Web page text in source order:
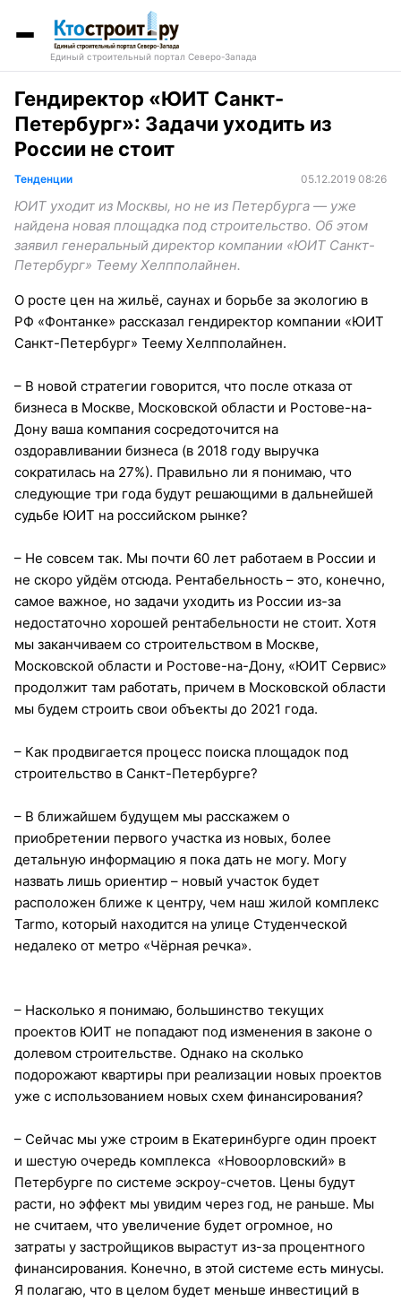
Единый строительный портал Северо-Запада
Гендиректор «ЮИТ Санкт-
Петербург»: Задачи уходить из
России не стоит
Тенденции 05.12.2019 08:26
ЮИТ уходит из Москвы, но не из Петербурга — уже
найдена новая площадка под строительство. Об этом
заявил генеральный директор компании «ЮИТ Санкт-
Петербург» Теему Хелпполайнен.
О росте цен на жильё, саунах и борьбе за экологию в
РФ «Фонтанке» рассказал гендиректор компании «ЮИТ
Санкт-Петербург» Теему Хелпполайнен.
– В новой стратегии говорится, что после отказа от
бизнеса в Москве, Московской области и Ростове-на-
Дону ваша компания сосредоточится на
оздоравливании бизнеса (в 2018 году выручка
сократилась на 27%). Правильно ли я понимаю, что
следующие три года будут решающими в дальнейшей
судьбе ЮИТ на российском рынке?
– Не совсем так. Мы почти 60 лет работаем в России и
не скоро уйдём отсюда. Рентабельность – это, конечно,
самое важное, но задачи уходить из России из-за
недостаточно хорошей рентабельности не стоит. Хотя
мы заканчиваем со строительством в Москве,
Московской области и Ростове-на-Дону, «ЮИТ Сервис»
продолжит там работать, причем в Московской области
мы будем строить свои объекты до 2021 года.
– Как продвигается процесс поиска площадок под
строительство в Санкт-Петербурге?
– В ближайшем будущем мы расскажем о
приобретении первого участка из новых, более
детальную информацию я пока дать не могу. Могу
назвать лишь ориентир – новый участок будет
расположен ближе к центру, чем наш жилой комплекс
Tarmo, который находится на улице Студенческой
недалеко от метро «Чёрная речка».
– Насколько я понимаю, большинство текущих
проектов ЮИТ не попадают под изменения в законе о
долевом строительстве. Однако на сколько
подорожают квартиры при реализации новых проектов
уже с использованием новых схем финансирования?
– Сейчас мы уже строим в Екатеринбурге один проект
и шестую очередь комплекса «Новоорловский» в
Петербурге по системе эскроу-счетов. Цены будут
расти, но эффект мы увидим через год, не раньше. Мы
не считаем, что увеличение будет огромное, но
затраты у застройщиков вырастут из-за процентного
финансирования. Конечно, в этой системе есть минусы.
Я полагаю, что в целом будет меньше инвестиций в